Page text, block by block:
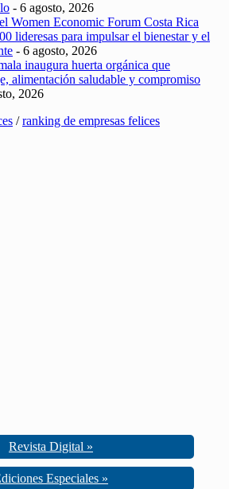
- 6 agosto, 2026
Women Economic Forum Costa Rica
lideresas para impulsar el bienestar y el
- 6 agosto, 2026
inaugura huerta orgánica que
alimentación saludable y compromiso
2026
/ranking de empresas felices
Revista Digital »
Especiales »